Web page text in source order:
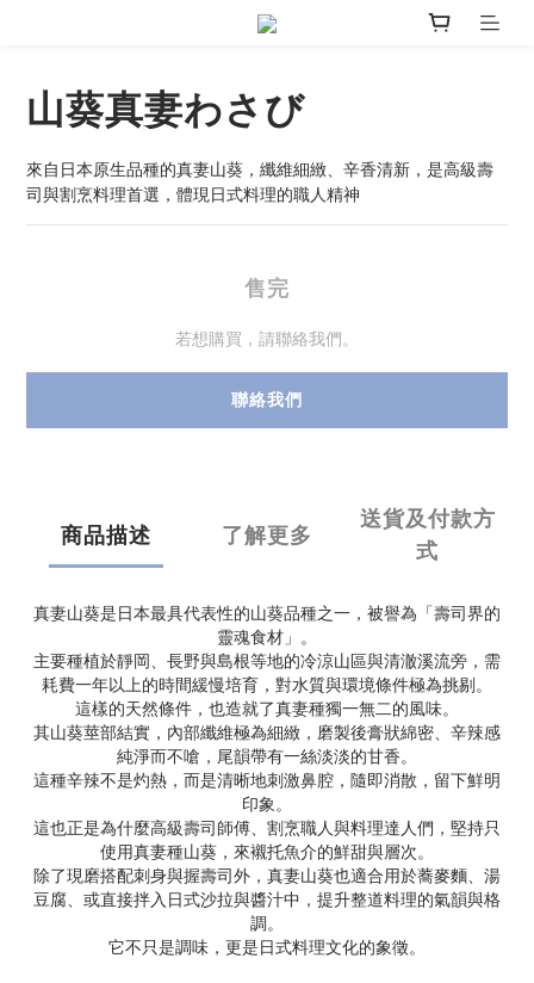
山葵真妻わさび
來自日本原生品種的真妻山葵，纖維細緻、辛香清新，是高級壽
司與割烹料理首選，體現日式料理的職人精神
售完
若想購買，請聯絡我們。
聯絡我們
商品描述 了解更多
送貨及付款方
式
真妻山葵是日本最具代表性的山葵品種之一，被譽為「壽司界的
靈魂食材」。
主要種植於靜岡、長野與島根等地的冷涼山區與清澈溪流旁，需
耗費一年以上的時間緩慢培育，對水質與環境條件極為挑剔。
這樣的天然條件，也造就了真妻種獨一無二的風味。
其山葵莖部結實，內部纖維極為細緻，磨製後膏狀綿密、辛辣感
純淨而不嗆，尾韻帶有一絲淡淡的甘香。
這種辛辣不是灼熱，而是清晰地刺激鼻腔，隨即消散，留下鮮明
印象。
這也正是為什麼高級壽司師傅、割烹職人與料理達人們，堅持只
使用真妻種山葵，來襯托魚介的鮮甜與層次。
除了現磨搭配刺身與握壽司外，真妻山葵也適合用於蕎麥麵、湯
豆腐、或直接拌入日式沙拉與醬汁中，提升整道料理的氣韻與格
調。
它不只是調味，更是日式料理文化的象徵。